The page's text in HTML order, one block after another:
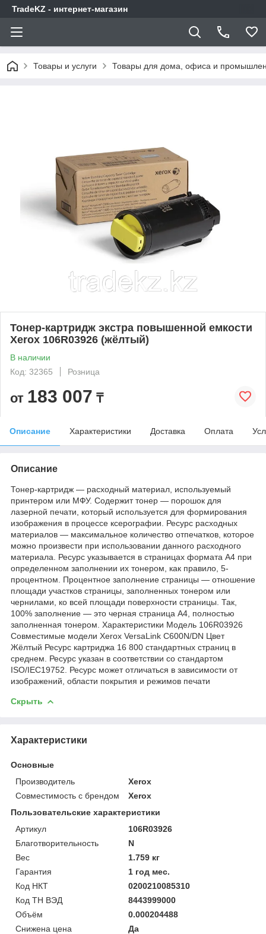
TradeKZ - интернет-магазин
Товары и услуги Товары для дома, офиса и
Тонер-картридж экстра повышенной емкости
Xerox 106R03926 (жёлтый)
В наличии
Код: 32365
Розница
от 183 007 ₸
Описание Характеристики Доставка Оплата
Описание
Тонер-картридж — расходный материал, используемый
принтером или МФУ. Содержит тонер — порошок для
лазерной печати, который используется для формирования
изображения в процессе ксерографии. Ресурс расходных
материалов — максимальное количество отпечатков, которое
можно произвести при использовании данного расходного
материала. Ресурс указывается в страницах формата А4 при
определенном заполнении их тонером, как правило, 5-
процентном. Процентное заполнение страницы — отношение
площади участков страницы, заполненных тонером или
чернилами, ко всей площади поверхности страницы. Так,
100% заполнение — это черная страница А4, полностью
заполненная тонером. Характеристики Модель 106R03926
Совместимые модели Xerox VersaLink C600N/DN Цвет
Жёлтый Ресурс картриджа 16 800 стандартных страниц в
среднем. Ресурс указан в соответствии со стандартом
ISO/IEC19752. Ресурс может отличаться в зависимости от
изображений, области покрытия и режимов печати
Скрыть
Характеристики
Основные
Производитель
Xerox
Совместимость с брендом
Xerox
Пользовательские характеристики
Артикул
106R03926
Благотворительность
N
Вес
1.759 кг
Гарантия
1 год мес.
Код НКТ
0200210085310
Код ТН ВЭД
8443999000
Объём
0.000204488
Снижена цена
Да